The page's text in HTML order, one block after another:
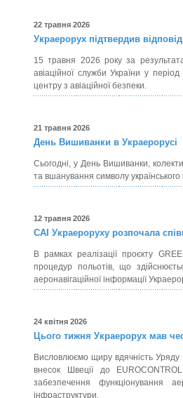
22 травня 2026
Украерорух підтвердив
15 травня 2026 року за
авіаційної служби України у
центру з авіаційної безпеки.
21 травня 2026
День Вишиванки в Украерорусі
Сьогодні, у День Вишиванки,
та вшанування символу українського
12 травня 2026
САІ Украероруху розпочала
В рамках реалізації проєкту
процедур польотів, що
аеронавігаційної інформації
24 квітня 2026
Цього тижня Украерорух мав
Висловлюємо щиру вдячність Уряду
внесок Швеції до
забезпечення функціонування
інфраструктури.